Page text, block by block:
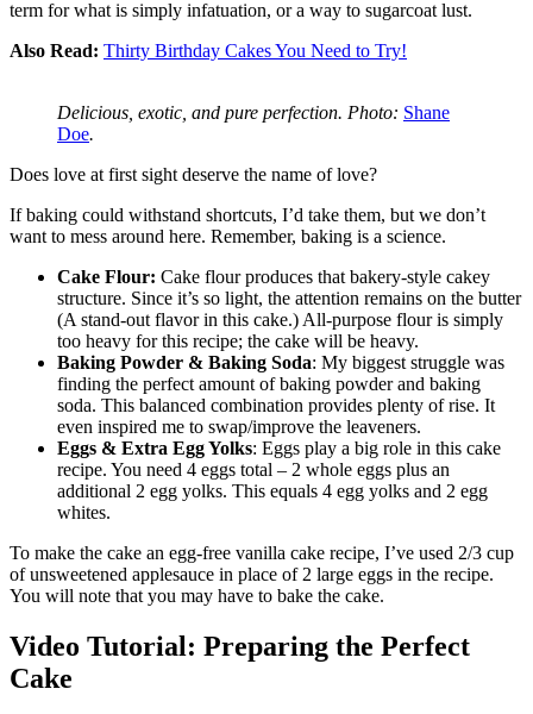
term for what is simply infatuation, or a way to sugarcoat lust.
Also Read: Thirty Birthday Cakes You Need to Try!
Delicious, exotic, and pure perfection. Photo: Shane
Doe.
Does love at first sight deserve the name of love?
If baking could withstand shortcuts, I’d take them, but we don’t
want to mess around here. Remember, baking is a science.
Cake Flour: Cake flour produces that bakery-style cakey
structure. Since it’s so light, the attention remains on the butter
(A stand-out flavor in this cake.) All-purpose flour is simply
too heavy for this recipe; the cake will be heavy.
Baking Powder & Baking Soda: My biggest struggle was
finding the perfect amount of baking powder and baking
soda. This balanced combination provides plenty of rise. It
even inspired me to swap/improve the leaveners.
Eggs & Extra Egg Yolks: Eggs play a big role in this cake
recipe. You need 4 eggs total – 2 whole eggs plus an
additional 2 egg yolks. This equals 4 egg yolks and 2 egg
whites.
To make the cake an egg-free vanilla cake recipe, I’ve used 2/3 cup
of unsweetened applesauce in place of 2 large eggs in the recipe.
You will note that you may have to bake the cake.
Video Tutorial: Preparing the Perfect
Cake